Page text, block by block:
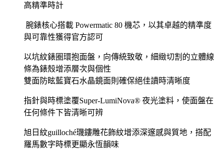
高精準時計
腕錶核心搭載 Powermatic 80 機芯，以其卓越的精準度
與可靠性獲得官方認可
以坑紋錶圈環抱面盤，向傳統致敬，細緻切割的立體線
條為錶殼增添層次與個性
雙面防眩藍寶石水晶鏡面則確保絕佳讀時清晰度
指針與時標塗覆Super-LumiNova® 夜光塗料，使面盤在
任何條件下皆清晰可辨
旭日紋guilloché璣鏤雕花飾紋增添深邃感與質地，搭配
羅馬數字時標更顯永恆韻味